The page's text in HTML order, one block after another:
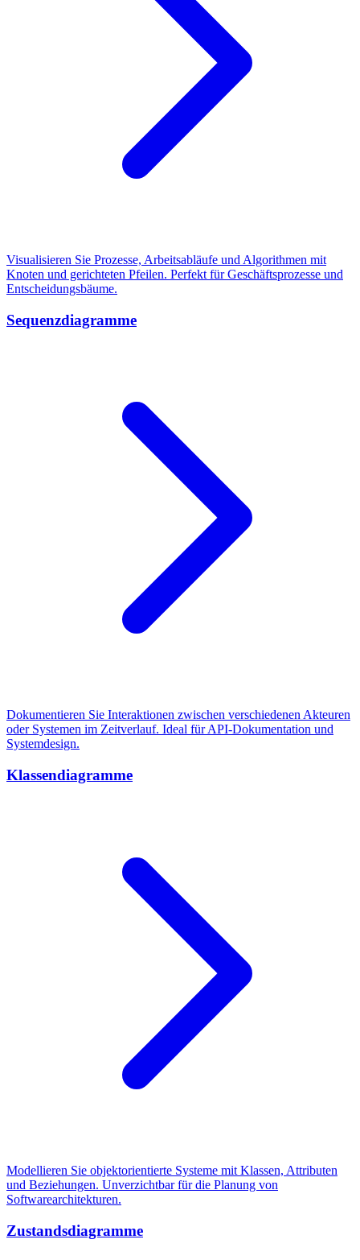
Visualisieren Sie Prozesse, Arbeitsabläufe und Algorithmen mit
Knoten und gerichteten Pfeilen. Perfekt für Geschäftsprozesse und
Entscheidungsbäume.
Sequenzdiagramme
Dokumentieren Sie Interaktionen zwischen verschiedenen Akteuren
oder Systemen im Zeitverlauf. Ideal für API-Dokumentation und
Systemdesign.
Klassendiagramme
Modellieren Sie objektorientierte Systeme mit Klassen, Attributen
und Beziehungen. Unverzichtbar für die Planung von
Softwarearchitekturen.
Zustandsdiagramme